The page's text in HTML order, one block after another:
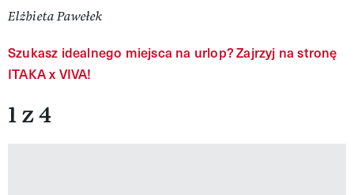
Elżbieta Pawełek
Szukasz idealnego miejsca na urlop? Zajrzyj na stronę
ITAKA x VIVA!
1 z 4